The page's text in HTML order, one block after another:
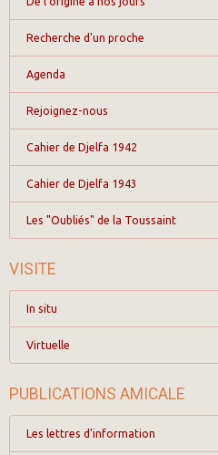
Recherche d'un proche
Agenda
Rejoignez-nous
Cahier de Djelfa 1942
Cahier de Djelfa 1943
Les "Oubliés" de la Toussaint
VISITE
In situ
Virtuelle
PUBLICATIONS AMICALE
Les lettres d'information